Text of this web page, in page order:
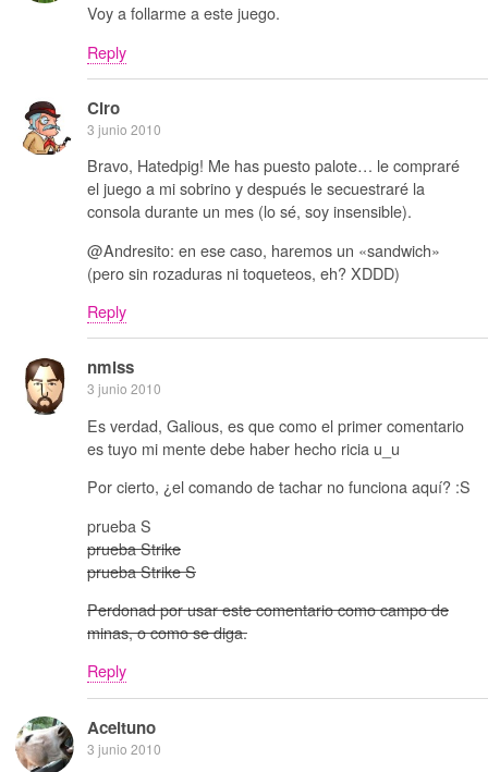
Voy a follarme a este juego.
Reply
Ciro
3 junio 2010
Bravo, Hatedpig! Me has puesto palote… le compraré
el juego a mi sobrino y después le secuestraré la
consola durante un mes (lo sé, soy insensible).
@Andresito: en ese caso, haremos un «sandwich»
(pero sin rozaduras ni toqueteos, eh? XDDD)
Reply
nmlss
3 junio 2010
Es verdad, Galious, es que como el primer comentario
es tuyo mi mente debe haber hecho ricia u_u
Por cierto, ¿el comando de tachar no funciona aquí? :S
prueba S
prueba Strike
prueba Strike S
Perdonad por usar este comentario como campo de
minas, o como se diga.
Reply
Aceituno
3 junio 2010